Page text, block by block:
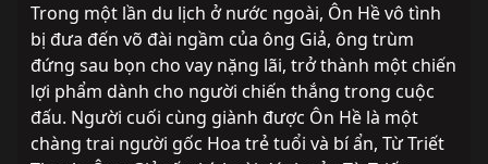
Trong một lần du lịch ở nước ngoài, Ôn Hề vô tình
bị đưa đến võ đài ngầm của ông Giả, ông trùm
đứng sau bọn cho vay nặng lãi, trở thành một chiến
lợi phẩm dành cho người chiến thắng trong cuộc
đấu. Người cuối cùng giành được Ôn Hề là một
chàng trai người gốc Hoa trẻ tuổi và bí ẩn, Từ Triết